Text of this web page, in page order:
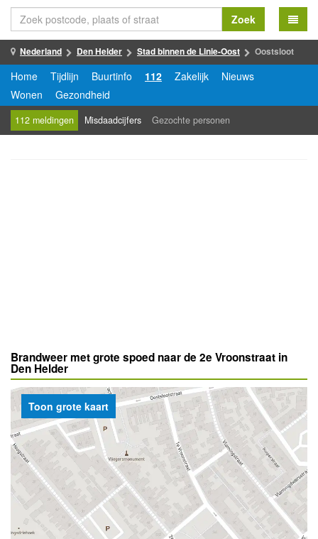
Zoek
Nederland Den Helder Stad binnen de Linie-Oost Oostsloot
Home Tijdlijn Buurtinfo 112 Zakelijk
Nieuws
Wonen
Gezondheid
112 meldingen Misdaadcijfers Gezochte personen
Brandweer met grote spoed naar de 2e Vroonstraat in
Den Helder
Toon grote kaart